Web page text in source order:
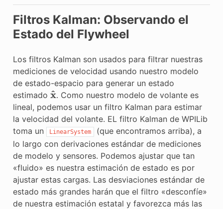
Filtros Kalman: Observando el
Estado del Flywheel
Los filtros Kalman son usados para filtrar nuestras
mediciones de velocidad usando nuestro modelo
de estado-espacio para generar un estado
estimado x^
. Como nuestro modelo de volante es
lineal, podemos usar un filtro Kalman para estimar
la velocidad del volante. EL filtro Kalman de WPILib
toma un
LinearSystem
(que encontramos arriba), a
lo largo con derivaciones estándar de mediciones
de modelo y sensores. Podemos ajustar que tan
«fluido» es nuestra estimación de estado es por
ajustar estas cargas. Las desviaciones estándar de
estado más grandes harán que el filtro «desconfíe»
de nuestra estimación estatal y favorezca más las